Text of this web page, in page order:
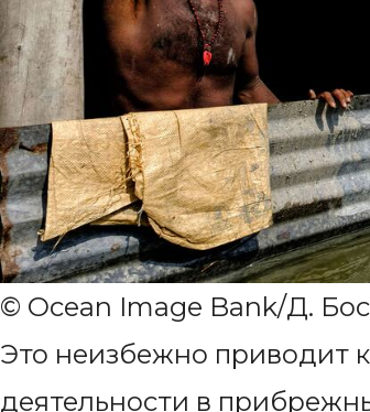
© Ocean Image Bank/Д.
Это неизбежно приводит
деятельности в